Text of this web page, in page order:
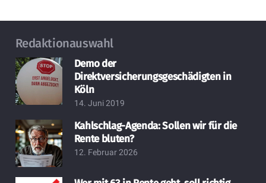
Redaktionauswahl
Demo der
Direktversicherungsgeschädigten in
Köln
14. Juni 2019
Kahlschlag-Agenda: Sollen wir für die
Rente bluten?
12. Februar 2026